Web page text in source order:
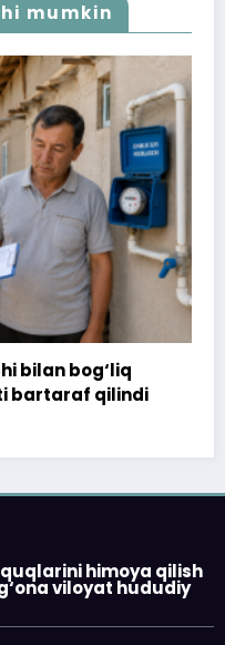
mumkin
bog‘liq
qilindi
himoya qilish
viloyat hududiy